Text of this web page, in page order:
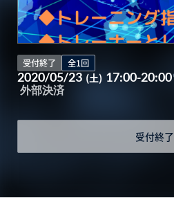
受付終了 全1回
2020/05/23 (土) 17:00-20:00
外部決済
受付終了